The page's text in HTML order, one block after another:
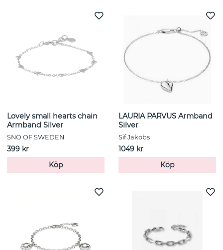
Lovely small hearts chain
Armband Silver
SNÖ OF SWEDEN
399 kr
Köp
LAURIA PARVUS Armband
Silver
Sif Jakobs
1049 kr
Köp